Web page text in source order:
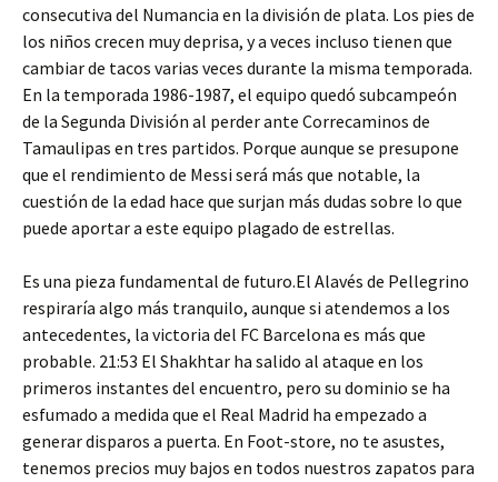
consecutiva del Numancia en la división de plata. Los pies de
los niños crecen muy deprisa, y a veces incluso tienen que
cambiar de tacos varias veces durante la misma temporada.
En la temporada 1986-1987, el equipo quedó subcampeón
de la Segunda División al perder ante Correcaminos de
Tamaulipas en tres partidos. Porque aunque se presupone
que el rendimiento de Messi será más que notable, la
cuestión de la edad hace que surjan más dudas sobre lo que
puede aportar a este equipo plagado de estrellas.
Es una pieza fundamental de futuro.El Alavés de Pellegrino
respiraría algo más tranquilo, aunque si atendemos a los
antecedentes, la victoria del FC Barcelona es más que
probable. 21:53 El Shakhtar ha salido al ataque en los
primeros instantes del encuentro, pero su dominio se ha
esfumado a medida que el Real Madrid ha empezado a
generar disparos a puerta. En Foot-store, no te asustes,
tenemos precios muy bajos en todos nuestros zapatos para